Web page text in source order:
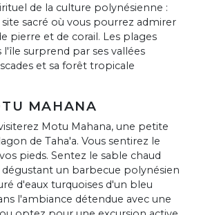
de la culture polynésienne :
sacré où vous pourrez admirer
pierre et de corail. Les plages
l'île surprend par ses vallées
et sa forêt tropicale
MAHANA
Motu Mahana, une petite
de Taha'a. Vous sentirez le
pieds. Sentez le sable chaud
dégustant un barbecue polynésien
d'eaux turquoises d'un bleu
l'ambiance détendue avec une